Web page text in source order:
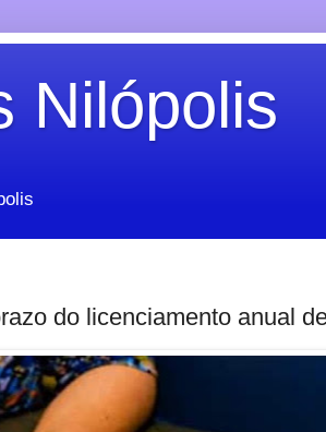
Nilópolis
do licenciamento anual